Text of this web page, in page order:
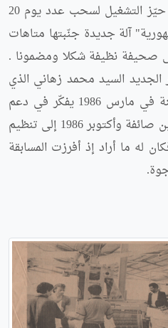
"الأوف- سات" (Offset) دخلت حيّز التشغيل لسحب عدد يوم 20
آلة جديدة جنّبتها متاهات
صحيفة نظيفة شكلا ومضمونا .
الجديد السيد محمد زهاني الذي
عُيِّنَ مكان السيد عيسى عجينة في مارس 1986 يفكّر في دعم
الجريدة بأقلام شابة فلجأ ما بين صائفة وأكتوبر 1986 إلى تنظيم
له ما أراد إذ أفرزت المسابقة